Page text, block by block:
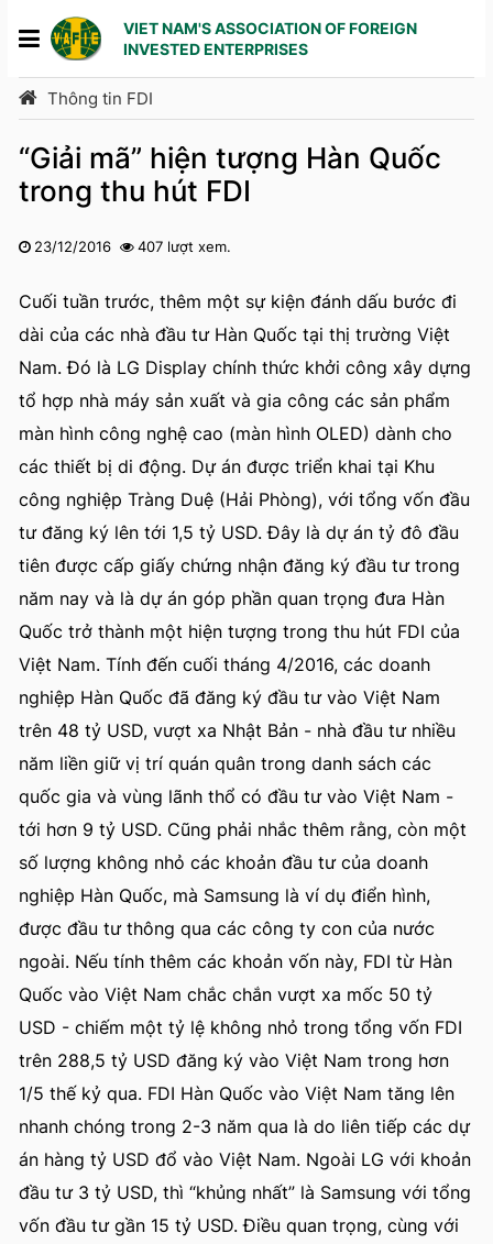
VIET NAM'S ASSOCIATION OF FOREIGN
INVESTED ENTERPRISES
Thông tin FDI
“Giải mã” hiện tượng Hàn Quốc
trong thu hút FDI
23/12/2016
407 lượt xem.
Cuối tuần trước, thêm một sự kiện đánh dấu bước đi
dài của các nhà đầu tư Hàn Quốc tại thị trường Việt
Nam. Đó là LG Display chính thức khởi công xây dựng
tổ hợp nhà máy sản xuất và gia công các sản phẩm
màn hình công nghệ cao (màn hình OLED) dành cho
các thiết bị di động. Dự án được triển khai tại Khu
công nghiệp Tràng Duệ (Hải Phòng), với tổng vốn đầu
tư đăng ký lên tới 1,5 tỷ USD. Đây là dự án tỷ đô đầu
tiên được cấp giấy chứng nhận đăng ký đầu tư trong
năm nay và là dự án góp phần quan trọng đưa Hàn
Quốc trở thành một hiện tượng trong thu hút FDI của
Việt Nam. Tính đến cuối tháng 4/2016, các doanh
nghiệp Hàn Quốc đã đăng ký đầu tư vào Việt Nam
trên 48 tỷ USD, vượt xa Nhật Bản - nhà đầu tư nhiều
năm liền giữ vị trí quán quân trong danh sách các
quốc gia và vùng lãnh thổ có đầu tư vào Việt Nam -
tới hơn 9 tỷ USD. Cũng phải nhắc thêm rằng, còn một
số lượng không nhỏ các khoản đầu tư của doanh
nghiệp Hàn Quốc, mà Samsung là ví dụ điển hình,
được đầu tư thông qua các công ty con của nước
ngoài. Nếu tính thêm các khoản vốn này, FDI từ Hàn
Quốc vào Việt Nam chắc chắn vượt xa mốc 50 tỷ
USD - chiếm một tỷ lệ không nhỏ trong tổng vốn FDI
trên 288,5 tỷ USD đăng ký vào Việt Nam trong hơn
1/5 thế kỷ qua. FDI Hàn Quốc vào Việt Nam tăng lên
nhanh chóng trong 2-3 năm qua là do liên tiếp các dự
án hàng tỷ USD đổ vào Việt Nam. Ngoài LG với khoản
đầu tư 3 tỷ USD, thì “khủng nhất” là Samsung với tổng
vốn đầu tư gần 15 tỷ USD. Điều quan trọng, cùng với